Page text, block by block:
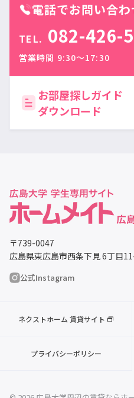
電話でお問い合わ
TEL. 082-426-
営業時間 9:30〜17:30
お部屋探しガイド
ダウンロード
〒739-0047
広島県東広島市西条下見 6丁目
公式Instagram
ネクストホーム 賃貸サイト
プライバシーポリシー